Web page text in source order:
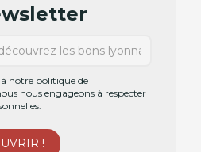
notre politique de
nous engageons à respecter